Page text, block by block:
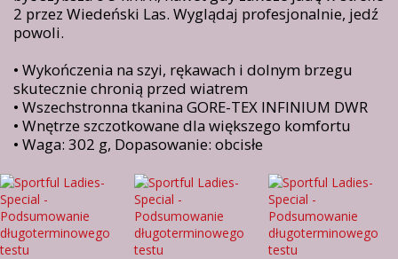
2 przez Wiedeński Las. Wyglądaj profesjonalnie, jedź
powoli.
• Wykończenia na szyi, rękawach i dolnym brzegu
skutecznie chronią przed wiatrem
• Wszechstronna tkanina GORE-TEX INFINIUM DWR
• Wnętrze szczotkowane dla większego komfortu
• Waga: 302 g, Dopasowanie: obcisłe